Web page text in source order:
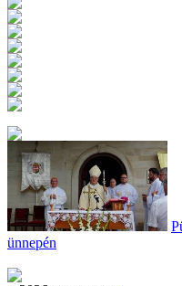
ünnepén